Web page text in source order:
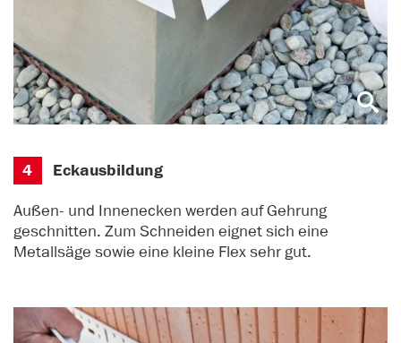
4 Eckausbildung
Außen- und Innenecken werden auf Gehrung
geschnitten. Zum Schneiden eignet sich eine
Metallsäge sowie eine kleine Flex sehr gut.